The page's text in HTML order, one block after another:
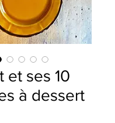
et ses 10
à dessert